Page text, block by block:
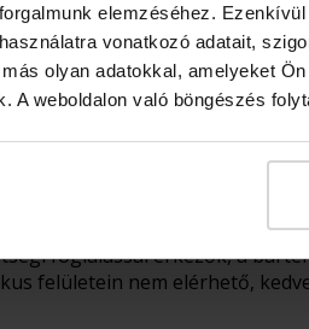
elemzéséhez.
vonatkozó adatait,
olyan adatokkal, amelyeket
A weboldalon való böngészés
év alatti, vagy a
útján sem vehetnek
zárva a Szervező és
munkavállalók, azok közvetlen
részt vevő közvetlen
foglalással érkezők, a
felületein nem elérhető,